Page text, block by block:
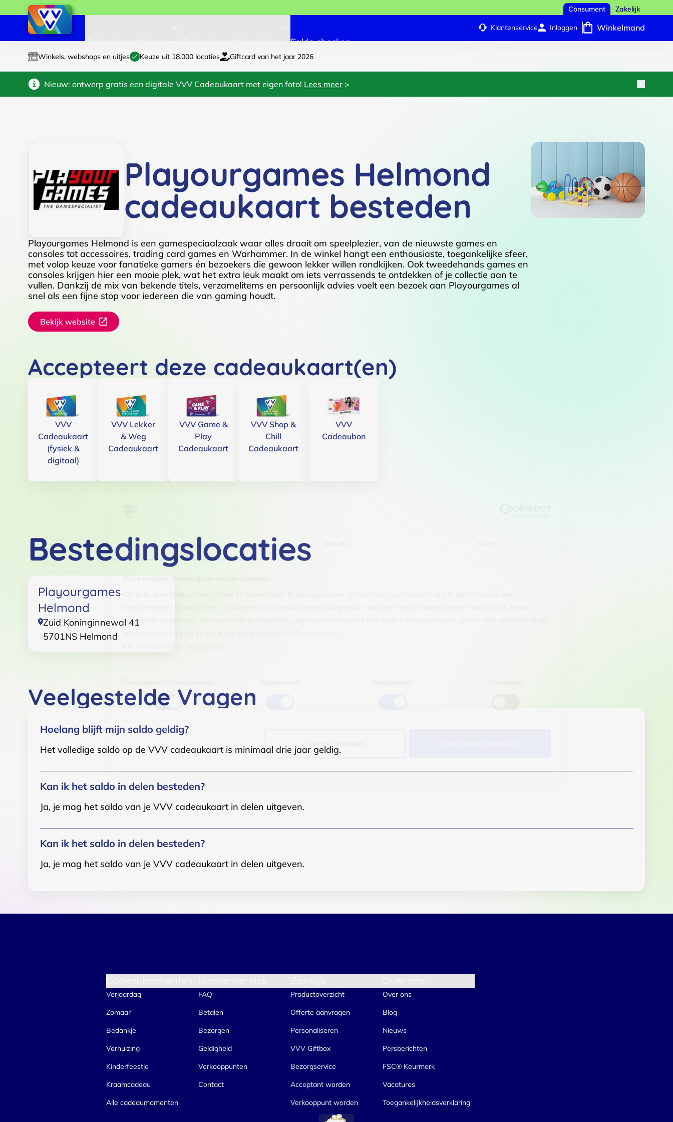
Toestemming
Deze website maakt gebruik van cookies
adverteren en analyse. Deze partners kunnen deze gegevens combineren met andere informatie die je aan ze hebt verstrekt of die
voor ons cookiebeleid.
Consument Zakelijk
Saldo checken
Klantenservice Inloggen Winkelmand
Winkels, webshops en uitjes Keuze uit 18.000 locaties Giftcard van het jaar 2026
Nieuw: ontwerp gratis een digitale VVV Cadeaukaart met eigen foto! Lees meer >
Playourgames Helmond
cadeaukaart besteden
Playourgames Helmond is een gamespeciaalzaak waar alles draait om speelplezier, van de nieuwste games en
consoles tot accessoires, trading card games en Warhammer. In de winkel hangt een enthousiaste, toegankelijke sfeer,
met volop keuze voor fanatieke gamers én bezoekers die gewoon lekker willen rondkijken. Ook tweedehands games en
consoles krijgen hier een mooie plek, wat het extra leuk maakt om iets verrassends te ontdekken of je collectie aan te
vullen. Dankzij de mix van bekende titels, verzamelitems en persoonlijk advies voelt een bezoek aan Playourgames al
snel als een fijne stop voor iedereen die van gaming houdt.
Bekijk website
Accepteert deze cadeaukaart(en)
VVV
Cadeaukaart
(fysiek &
digitaal)
VVV Lekker
& Weg
Cadeaukaart
VVV Game &
Play
Cadeaukaart
VVV Shop &
Chill
Cadeaukaart
VVV
Cadeaubon
Bestedingslocaties
Playourgames
Helmond
Zuid Koninginnewal 41
5701NS Helmond
Veelgestelde Vragen
Hoelang blijft mijn saldo geldig?
Het volledige saldo op de VVV cadeaukaart is minimaal drie jaar geldig.
Kan ik het saldo in delen besteden?
Ja, je mag het saldo van je VVV cadeaukaart in delen uitgeven.
Kan ik het saldo in delen besteden?
Ja, je mag het saldo van je VVV cadeaukaart in delen uitgeven.
Verjaardag
Zomaar
Bedankje
Verhuizing
Kinderfeestje
Kraamcadeau
Alle cadeaumomenten
FAQ
Betalen
Bezorgen
Geldigheid
Verkooppunten
Contact
Productoverzicht
Offerte aanvragen
Personaliseren
VVV Giftbox
Bezorgservice
Acceptant worden
Verkooppunt worden
Over ons
Blog
Nieuws
Persberichten
FSC® Keurmerk
Vacatures
Toegankelijkheidsverklaring